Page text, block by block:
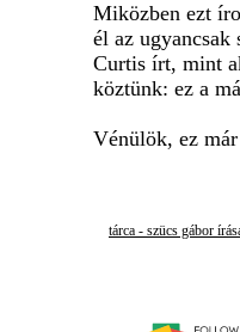
Miközben ezt
él az
Curtis írt, mint
köztünk: ez a
Vénülök, ez
tárca - szücs gábor